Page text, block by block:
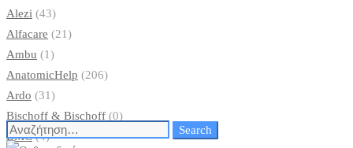
Alezi (43)
Alfacare (21)
Ambu (1)
AnatomicHelp (206)
Ardo (31)
Bischoff & Bischoff (0)
BMC(4)
Search
Search